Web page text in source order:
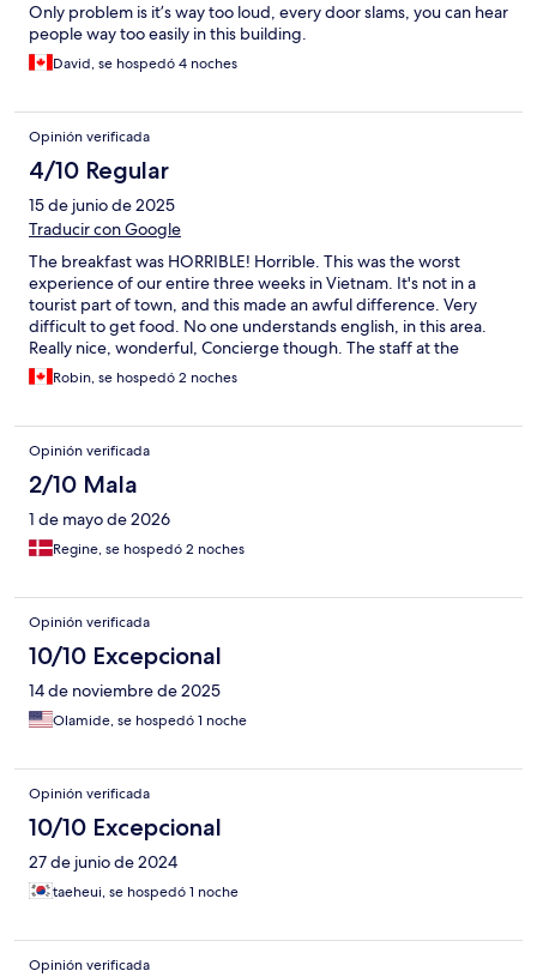
Only problem is it’s way too loud, every door slams, you can hear
people way too easily in this building.
David, se hospedó 4 noches
Opinión verificada
4/10 Regular
15 de junio de 2025
Traducir con Google
The breakfast was HORRIBLE! Horrible. This was the worst
experience of our entire three weeks in Vietnam. It's not in a
tourist part of town, and this made an awful difference. Very
difficult to get food. No one understands english, in this area.
Really nice, wonderful, Concierge though. The staff at the
breakfast weren't helpful.
Robin, se hospedó 2 noches
Opinión verificada
2/10 Mala
1 de mayo de 2026
Regine, se hospedó 2 noches
Opinión verificada
10/10 Excepcional
14 de noviembre de 2025
Olamide, se hospedó 1 noche
Opinión verificada
10/10 Excepcional
27 de junio de 2024
taeheui, se hospedó 1 noche
Opinión verificada